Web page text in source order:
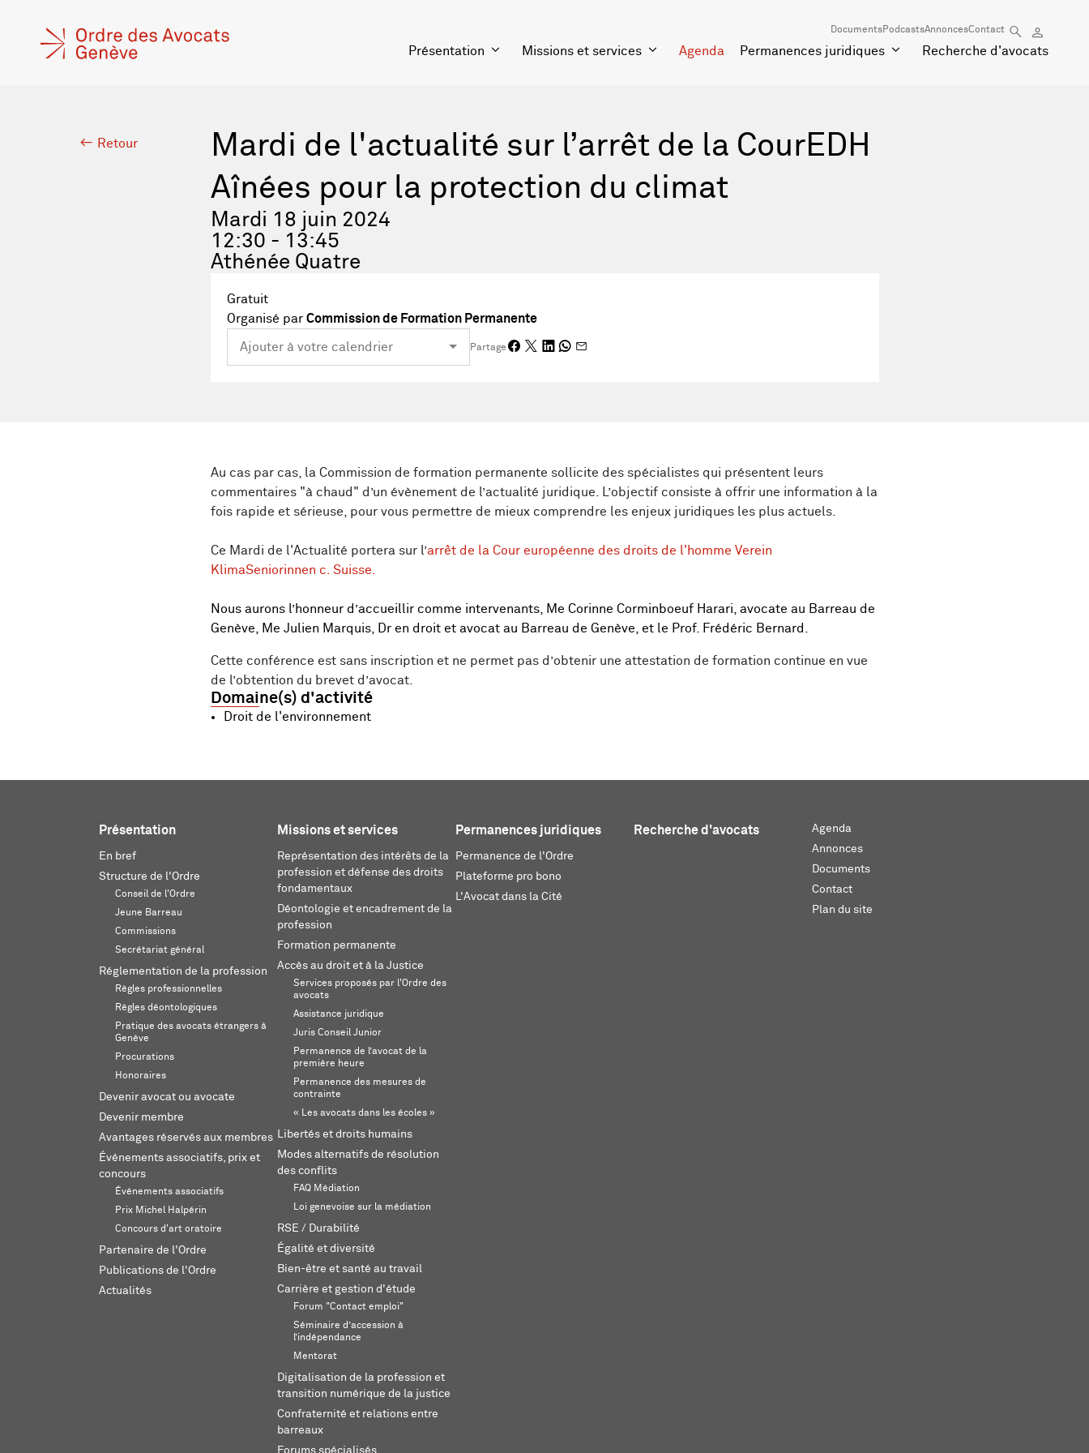
DocumentsPodcastsAnnoncesContact
Présentation Missions et services Agenda Permanences juridiques Recherche d'avocats
Retour
Mardi de l'actualité sur l’arrêt de la CourEDH
Aînées pour la protection du climat
Mardi 18 juin 2024
12:30 - 13:45
Athénée Quatre
Gratuit
Organisé par Commission de Formation Permanente
Partage
Au cas par cas, la Commission de formation permanente sollicite des spécialistes qui présentent leurs
commentaires "à chaud" d’un évènement de l’actualité juridique. L’objectif consiste à offrir une information à la
fois rapide et sérieuse, pour vous permettre de mieux comprendre les enjeux juridiques les plus actuels.
Ce Mardi de l'Actualité portera sur l’arrêt de la Cour européenne des droits de l'homme Verein
KlimaSeniorinnen c. Suisse.
Nous aurons l’honneur d’accueillir comme intervenants, Me Corinne Corminboeuf Harari, avocate au Barreau de
Genève, Me Julien Marquis, Dr en droit et avocat au Barreau de Genève, et le Prof. Frédéric Bernard.
Cette conférence est sans inscription et ne permet pas d’obtenir une attestation de formation continue en vue
de l’obtention du brevet d’avocat.
Domaine(s) d'activité
Droit de l'environnement
Présentation
En bref
Structure de l'Ordre
Conseil de l'Ordre
Jeune Barreau
Commissions
Secrétariat général
Réglementation de la profession
Règles professionnelles
Règles déontologiques
Pratique des avocats étrangers à
Genève
Procurations
Honoraires
Devenir avocat ou avocate
Devenir membre
Avantages réservés aux membres
Événements associatifs, prix et
concours
Événements associatifs
Prix Michel Halpérin
Concours d'art oratoire
Partenaire de l'Ordre
Publications de l'Ordre
Actualités
Missions et services
Représentation des intérêts de la
profession et défense des droits
fondamentaux
Déontologie et encadrement de la
profession
Formation permanente
Accès au droit et à la Justice
Services proposés par l'Ordre des
avocats
Assistance juridique
Juris Conseil Junior
Permanence de l’avocat de la
première heure
Permanence des mesures de
contrainte
« Les avocats dans les écoles »
Libertés et droits humains
Modes alternatifs de résolution
des conflits
FAQ Médiation
Loi genevoise sur la médiation
RSE / Durabilité
Égalité et diversité
Bien-être et santé au travail
Carrière et gestion d'étude
Forum "Contact emploi"
Séminaire d’accession à
l’indépendance
Mentorat
Digitalisation de la profession et
transition numérique de la justice
Confraternité et relations entre
barreaux
Forums spécialisés
Permanences juridiques
Permanence de l'Ordre
Plateforme pro bono
L'Avocat dans la Cité
Recherche d'avocats
Agenda
Annonces
Documents
Contact
Plan du site